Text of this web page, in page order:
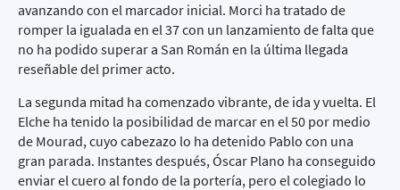
avanzando con el marcador inicial. Morci ha tratado de
romper la igualada en el 37 con un lanzamiento de falta que
no ha podido superar a San Román en la última llegada
reseñable del primer acto.
La segunda mitad ha comenzado vibrante, de ida y vuelta. El
Elche ha tenido la posibilidad de marcar en el 50 por medio
de Mourad, cuyo cabezazo lo ha detenido Pablo con una
gran parada. Instantes después, Óscar Plano ha conseguido
enviar el cuero al fondo de la portería, pero el colegiado lo